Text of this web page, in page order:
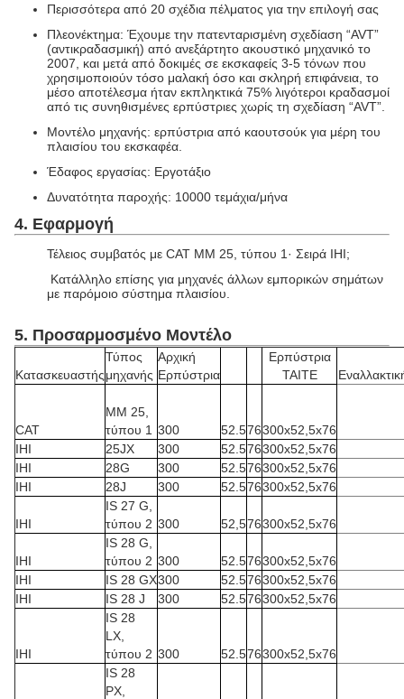
Περισσότερα από 20 σχέδια πέλματος για την επιλογή σας
Πλεονέκτημα: Έχουμε την πατενταρισμένη σχεδίαση “AVT”
(αντικραδασμική) από ανεξάρτητο ακουστικό μηχανικό το
2007, και μετά από δοκιμές σε εκσκαφείς 3-5 τόνων που
χρησιμοποιούν τόσο μαλακή όσο και σκληρή επιφάνεια, το
μέσο αποτέλεσμα ήταν εκπληκτικά 75% λιγότεροι κραδασμοί
από τις συνηθισμένες ερπύστριες χωρίς τη σχεδίαση “AVT”.
Μοντέλο μηχανής: ερπύστρια από καουτσούκ για μέρη του
πλαισίου του εκσκαφέα.
Έδαφος εργασίας: Εργοτάξιο
Δυνατότητα παροχής: 10000 τεμάχια/μήνα
4. Εφαρμογή
Τέλειος συμβατός με CAT MM 25, τύπου 1· Σειρά IHI;
Κατάλληλο επίσης για μηχανές άλλων εμπορικών σημάτων
με παρόμοιο σύστημα πλαισίου.
5. Προσαρμοσμένο Μοντέλο
Κατασκευαστής
Τύπος
μηχανής
Αρχική
Ερπύστρια
Ερπύστρια
TAITE
CAT
MM 25,
τύπου 1 300 52.576300x52,5x76
IHI
25JX 300 52.576300x52,5x76
IHI
28G 300 52.576300x52,5x76
IHI
28J 300 52.576300x52,5x76
IHI
IS 27 G,
τύπου 2 300 52,576300x52,5x76
IHI
IS 28 G,
τύπου 2 300 52.576300x52,5x76
IHI
IS 28 GX300 52.576300x52,5x76
IHI
IS 28 J 300 52.576300x52,5x76
IHI
IS 28
LX,
τύπου 2 300 52.576300x52,5x76
IS 28
PX,